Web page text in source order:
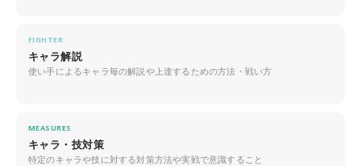
FIGHTER
キャラ解説
使い手によるキャラ毎の解説や上達するための方法・戦い方
MEASURES
キャラ・技対策
特定のキャラや技に対する対策方法や実戦で意識すること